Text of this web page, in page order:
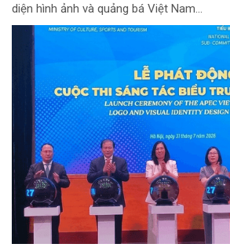
diện hình ảnh và quảng bá Việt Nam...